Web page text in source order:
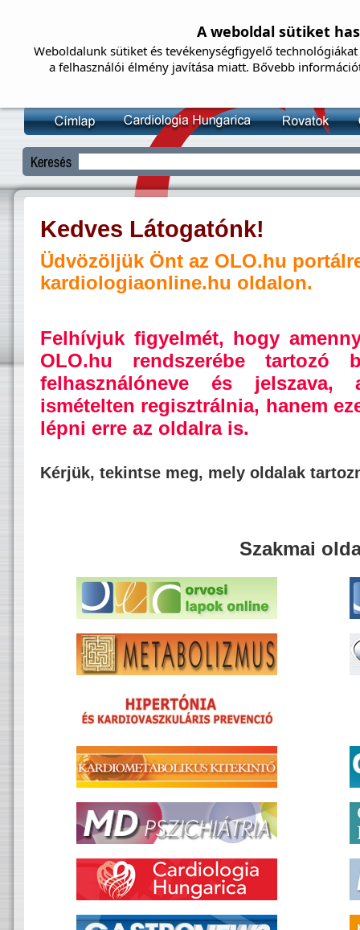
Kedves Látogatónk!
Üdvözöljük Önt az OLO.hu
kardiologiaonline.hu oldalon.
Felhívjuk figyelmét, hogy
OLO.hu rendszerébe tartozó
felhasználóneve és jelszava,
ismételten regisztrálnia, hanem
lépni erre az oldalra is.
Kérjük, tekintse meg, mely oldalak
Szakmai
A weboldal sütiket
Weboldalunk sütiket és tevékenységfigyelő
a felhasználói élmény javítása miatt. Bővebb